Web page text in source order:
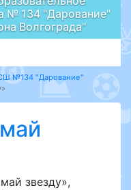
№ 134 "Дарование"
Волгограда"
№134 "Дарование"
звезду»,